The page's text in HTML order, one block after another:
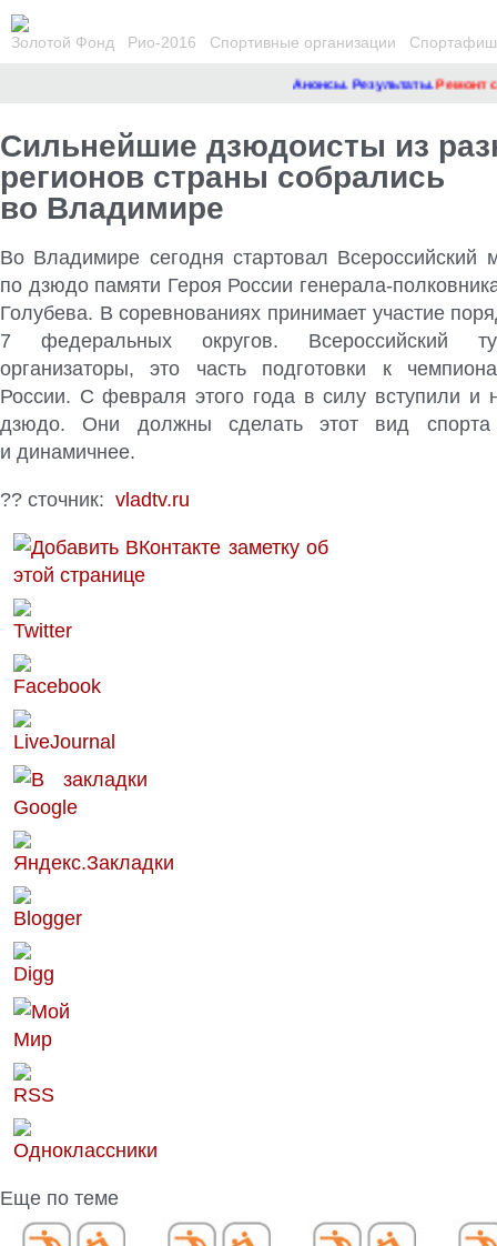
Золотой Фонд Рио-2016 Спортивные организации
Анонсы. Результаты.Ремонт
Сильнейшие дзюдоисты из
регионов страны собрались
во Владимире
Во Владимире сегодня стартовал Всероссийский
по дзюдо памяти Героя России генерала-
Голубева. В соревнованиях принимает участие
7 федеральных округов. Всероссийский
организаторы, это часть подготовки к
России. С февраля этого года в силу вступили и
дзюдо. Они должны сделать этот вид
и динамичнее.
?? сточник: vladtv.ru
Еще по теме